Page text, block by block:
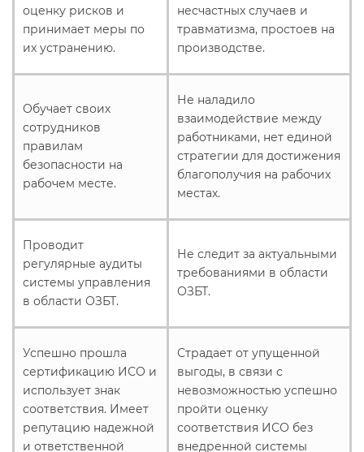
оценку рисков и
принимает меры по
их устранению.
несчастных случаев и
травматизма, простоев на
производстве.
Обучает своих
сотрудников
правилам
безопасности на
рабочем месте.
Не наладило
взаимодействие между
работниками, нет единой
стратегии для достижения
благополучия на рабочих
местах.
Проводит
регулярные аудиты
системы управления
в области ОЗБТ.
Не следит за актуальными
требованиями в области
ОЗБТ.
Успешно прошла
сертификацию ИСО и
использует знак
соответствия. Имеет
репутацию надежной
и ответственной
Страдает от упущенной
выгоды, в связи с
невозможностью успешно
пройти оценку
соответствия ИСО без
внедренной системы